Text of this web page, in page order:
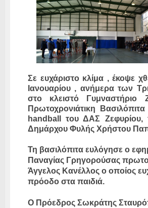
Σε ευχάριστο κλίμα , έκοψε
Ιανουαρίου , ανήμερα των
στο κλειστό Γυμναστήριο
Πρωτοχρονιάτικη
handball του ΔΑΣ Ζεφυρίου,
Δημάρχου Φυλής Χρήστου
Τη βασιλόπιτα ευλόγησε ο
Παναγίας Γρηγορούσας
Άγγελος Κανέλλος ο οποίος
πρόοδο στα παιδιά.
Ο Πρόεδρος Σωκράτης